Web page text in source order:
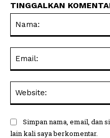
TINGGALKAN
Simpan nama, email, dan
lain kali saya berkomentar.